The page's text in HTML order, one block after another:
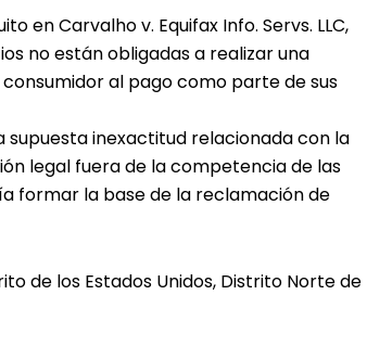
en Carvalho v. Equifax Info. Servs. LLC,
no están obligadas a realizar una
al pago como parte de sus
supuesta inexactitud relacionada con la
legal fuera de la competencia de las
formar la base de la reclamación de
de los Estados Unidos, Distrito Norte de